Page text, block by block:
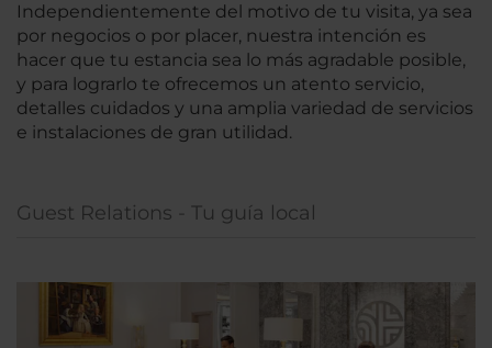
Independientemente del motivo de tu visita, ya sea
por negocios o por placer, nuestra intención es
hacer que tu estancia sea lo más agradable posible,
y para lograrlo te ofrecemos un atento servicio,
detalles cuidados y una amplia variedad de servicios
e instalaciones de gran utilidad.
Guest Relations - Tu guía local